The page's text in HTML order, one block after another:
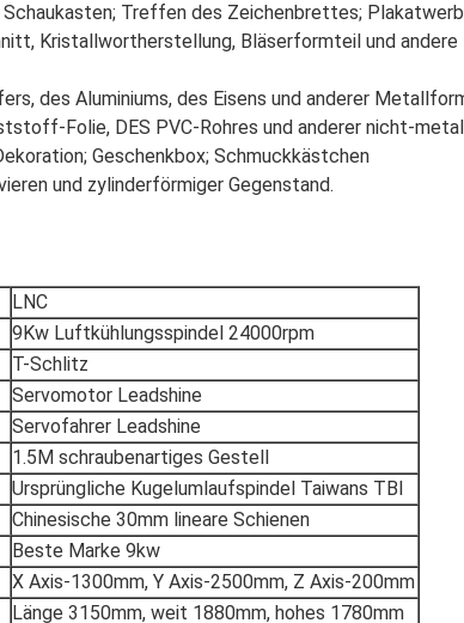
Schaukasten; Treffen des Zeichenbrettes;
Kristallwortherstellung, Bläserformteil und andere
des Aluminiums, des Eisens und anderer
Folie, DES PVC-Rohres und anderer nicht-
Geschenkbox; Schmuckkästchen
und zylinderförmiger Gegenstand.
LNC
9Kw Luftkühlungsspindel 24000rpm
T-Schlitz
Servomotor Leadshine
Servofahrer Leadshine
1.5M schraubenartiges Gestell
Ursprüngliche Kugelumlaufspindel Taiwans TBI
Chinesische 30mm lineare Schienen
Beste Marke 9kw
X Axis-1300mm, Y Axis-2500mm, Z Axis-200mm
Länge 3150mm, weit 1880mm, hohes 1780mm